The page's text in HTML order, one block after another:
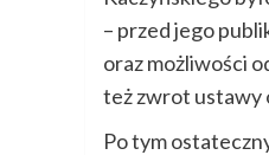
– przed jego
oraz możliwości
też zwrot ustawy
Po tym